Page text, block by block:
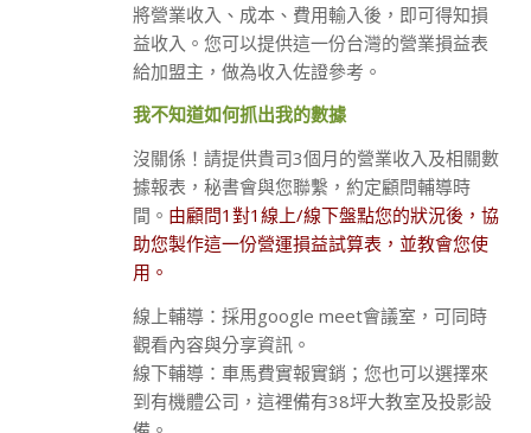
將營業收入、成本、費用輸入後，即可得知損
益收入。您可以提供這一份台灣的營業損益表
給加盟主，做為收入佐證參考。
我不知道如何抓出我的數據
沒關係！請提供貴司3個月的營業收入及相關數
據報表，秘書會與您聯繫，約定顧問輔導時
間。 由顧問1對1線上/線下盤點您的狀況後，協
助您製作這一份營運損益試算表，並教會您使
用。
線上輔導：採用google meet會議室，可同時
觀看內容與分享資訊。
線下輔導：車馬費實報實銷；您也可以選擇來
到有機體公司，這裡備有38坪大教室及投影設